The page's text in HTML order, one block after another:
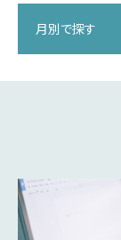
月別で探す